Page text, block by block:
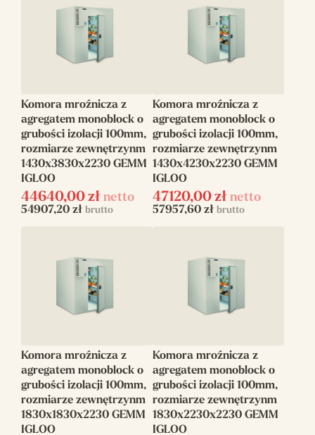
Komora mroźnicza z
agregatem monoblock o
grubości izolacji 100mm,
rozmiarze zewnętrzynm
1430x3830x2230 GEMM
IGLOO
44640,00 zł netto
54907,20 zł brutto
Komora mroźnicza z
agregatem monoblock o
grubości izolacji 100mm,
rozmiarze zewnętrzynm
1430x4230x2230 GEMM
IGLOO
47120,00 zł netto
57957,60 zł brutto
Komora mroźnicza z
agregatem monoblock o
grubości izolacji 100mm,
rozmiarze zewnętrzynm
1830x1830x2230 GEMM
IGLOO
Komora mroźnicza z
agregatem monoblock o
grubości izolacji 100mm,
rozmiarze zewnętrzynm
1830x2230x2230 GEMM
IGLOO